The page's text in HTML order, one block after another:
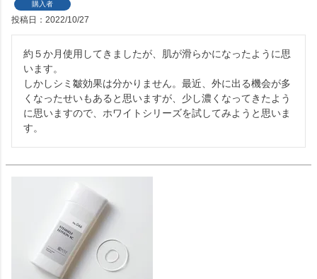
購入者
投稿日 2022/10/27
約５か月使用してきましたが、肌が滑らかになったように思
います。
しかしシミ皺効果は分かりません。最近、外に出る機会が多
くなったせいもあると思いますが、少し濃くなってきたよう
に思いますので、ホワイトシリーズを試してみようと思いま
す。